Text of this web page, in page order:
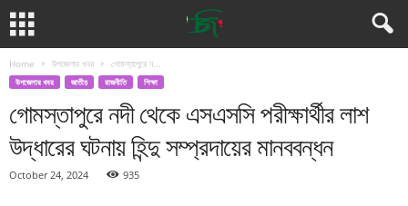
Home উপজেলার খবর গোমস্তাপুরে ন...
উপজেলার খবর জাতীয় রাজনীতি শিক্ষা
গোমস্তাপুরে নদী থেকে এসএসসি পরীক্ষার্থীর লাশ
উদ্ধারের ঘটনায় হিন্দু সম্প্রদায়ের মানববন্ধন
October 24, 2024 935